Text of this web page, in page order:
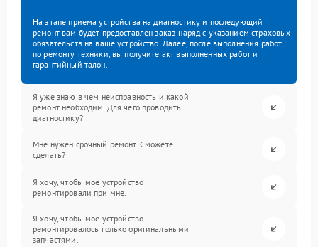
На этапе приема устройства на диагностику и последующий
ремонт вам будет предоставлен заказ-наряд с указанием страховых
обязательств на ваше устройство. Далее, после выполнения работ
по ремонту техники, вы получите акт выполненных работ и
гарантийный талон.
Я уже знаю в чем неисправность и какой
ремонт необходим. Для чего проводить
диагностику?
Мне нужен срочный ремонт. Сможете
сделать?
Я хочу, чтобы мое устройство
ремонтировали при мне.
Я хочу, чтобы мое устройство
ремонтировалось только оригинальными
запчастями.